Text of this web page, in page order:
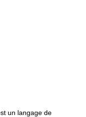
un langage de